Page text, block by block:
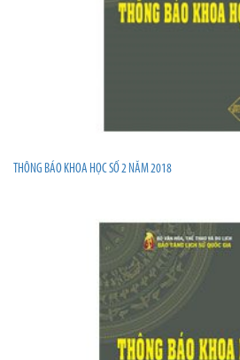
THÔNG BÁO KHOA HỌC SỐ 2 NĂM 2018